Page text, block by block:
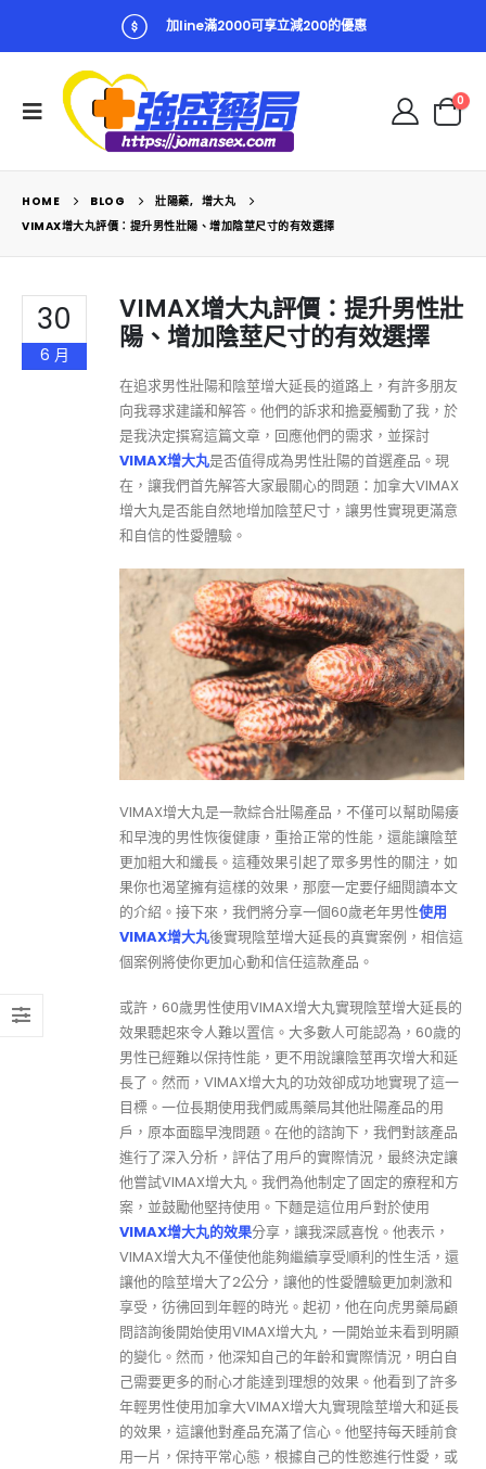
加line滿2000可享立減200的優惠
0
HOME BLOG 壯陽藥, 增大丸
VIMAX增大丸評價：提升男性壯陽、增加陰莖尺寸的有效選擇
30
6 月
VIMAX增大丸評價：提升男性壯
陽、增加陰莖尺寸的有效選擇
在追求男性壯陽和陰莖增大延長的道路上，有許多朋友
向我尋求建議和解答。他們的訴求和擔憂觸動了我，於
是我決定撰寫這篇文章，回應他們的需求，並探討
VIMAX增大丸是否值得成為男性壯陽的首選產品。現
在，讓我們首先解答大家最關心的問題：加拿大VIMAX
增大丸是否能自然地增加陰莖尺寸，讓男性實現更滿意
和自信的性愛體驗。
VIMAX增大丸是一款綜合壯陽產品，不僅可以幫助陽痿
和早洩的男性恢復健康，重拾正常的性能，還能讓陰莖
更加粗大和纖長。這種效果引起了眾多男性的關注，如
果你也渴望擁有這樣的效果，那麼一定要仔細閱讀本文
的介紹。接下來，我們將分享一個60歲老年男性使用
VIMAX增大丸後實現陰莖增大延長的真實案例，相信這
個案例將使你更加心動和信任這款產品。
或許，60歲男性使用VIMAX增大丸實現陰莖增大延長的
效果聽起來令人難以置信。大多數人可能認為，60歲的
男性已經難以保持性能，更不用說讓陰莖再次增大和延
長了。然而，VIMAX增大丸的功效卻成功地實現了這一
目標。一位長期使用我們威馬藥局其他壯陽產品的用
戶，原本面臨早洩問題。在他的諮詢下，我們對該產品
進行了深入分析，評估了用戶的實際情況，最終決定讓
他嘗試VIMAX增大丸。我們為他制定了固定的療程和方
案，並鼓勵他堅持使用。下麵是這位用戶對於使用
VIMAX增大丸的效果分享，讓我深感喜悅。他表示，
VIMAX增大丸不僅使他能夠繼續享受順利的性生活，還
讓他的陰莖增大了2公分，讓他的性愛體驗更加刺激和
享受，彷彿回到年輕的時光。起初，他在向虎男藥局顧
問諮詢後開始使用VIMAX增大丸，一開始並未看到明顯
的變化。然而，他深知自己的年齡和實際情況，明白自
己需要更多的耐心才能達到理想的效果。他看到了許多
年輕男性使用加拿大VIMAX增大丸實現陰莖增大和延長
的效果，這讓他對產品充滿了信心。他堅持每天睡前食
用一片，保持平常心態，根據自己的性慾進行性愛，或